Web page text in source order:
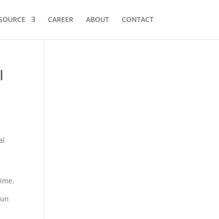
CAREER ABOUT CONTACT